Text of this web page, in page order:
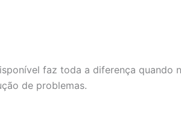
faz toda a diferença quando
de problemas.